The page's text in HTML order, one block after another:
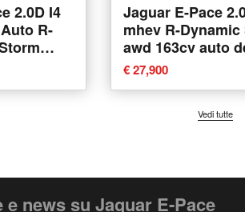
2.0D I4
R-
usata
Jaguar E-Pace
mhev R-Dynamic
awd 163cv auto
2022 usata a
€ 27,900
Vedi tutte
news su Jaguar E-Pace